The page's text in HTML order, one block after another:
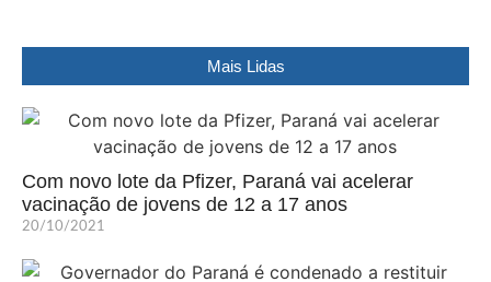
Mais Lidas
Com novo lote da Pfizer, Paraná vai acelerar
vacinação de jovens de 12 a 17 anos
20/10/2021